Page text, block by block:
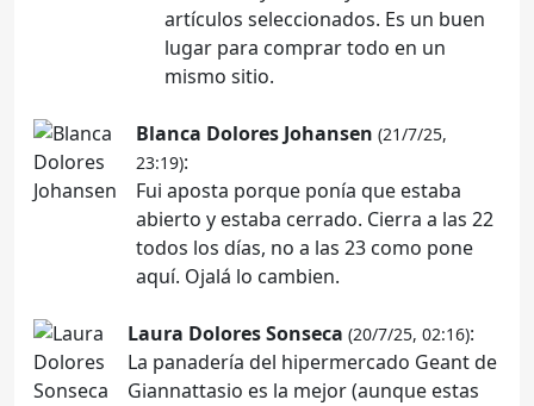
artículos seleccionados. Es un buen
lugar para comprar todo en un
mismo sitio.
Blanca Dolores Johansen (21/7/25,
23:19):
Fui aposta porque ponía que estaba
abierto y estaba cerrado. Cierra a las 22
todos los días, no a las 23 como pone
aquí. Ojalá lo cambien.
Laura Dolores Sonseca (20/7/25, 02:16):
La panadería del hipermercado Geant de
Giannattasio es la mejor (aunque estas